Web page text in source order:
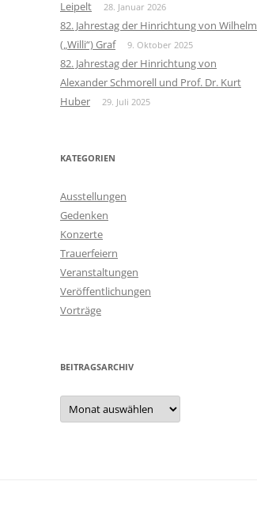
Leipelt
28. Januar 2026
82. Jahrestag der Hinrichtung von Wilhelm
(„Willi“) Graf
9. Oktober 2025
82. Jahrestag der Hinrichtung von
Alexander Schmorell und Prof. Dr. Kurt
Huber
29. Juli 2025
KATEGORIEN
Ausstellungen
Gedenken
Konzerte
Trauerfeiern
Veranstaltungen
Veröffentlichungen
Vorträge
BEITRAGSARCHIV
Beitragsarchiv